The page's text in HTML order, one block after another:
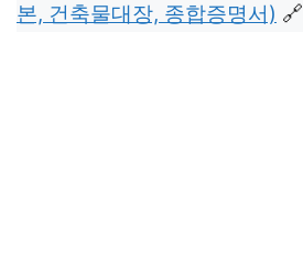
본, 건축물대장, 종합증명서) 🔗